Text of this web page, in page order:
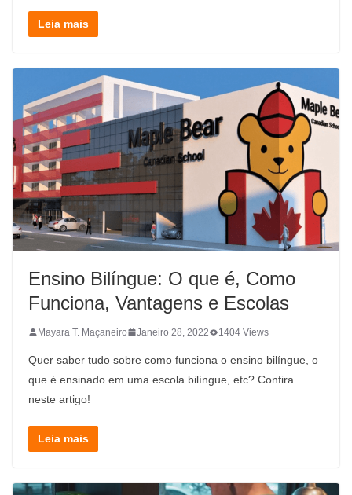
Leia mais
Ensino Bilíngue: O que é, Como
Funciona, Vantagens e Escolas
Mayara T. Maçaneiro Janeiro 28, 2022 1404 Views
Quer saber tudo sobre como funciona o ensino bilíngue, o
que é ensinado em uma escola bilíngue, etc? Confira
neste artigo!
Leia mais